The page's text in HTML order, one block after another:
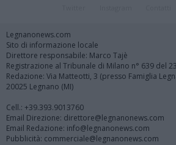
Legnanonews.com
Sito di informazione locale
Direttore responsabile: Marco Tajè
Registrazione al Tribunale di Milano n° 639 del
Redazione: Via Matteotti, 3 (presso Famiglia
20025 Legnano (MI)
Cell.: +39.393.9013760
Email Direzione: direttore@legnanonews.com
Email Redazione: info@legnanonews.com
Pubblicità: commerciale@legnanonews.com